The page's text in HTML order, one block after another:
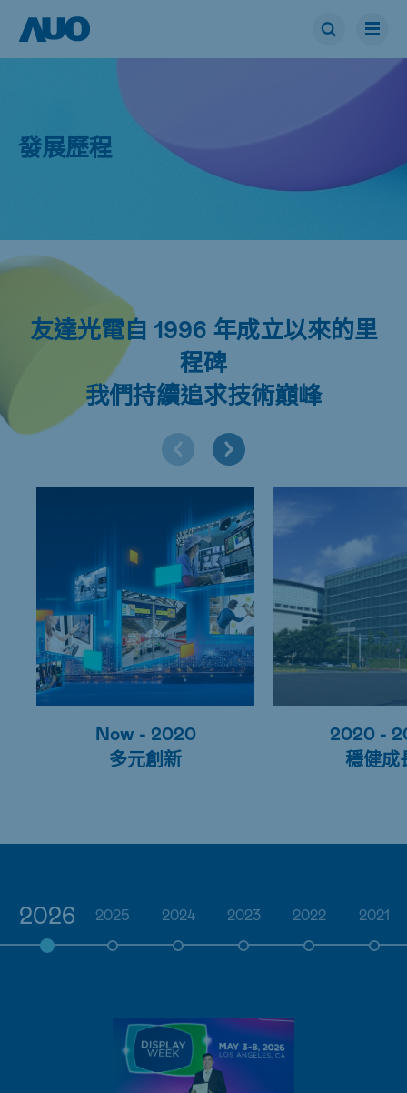
發展歷程
友達光電自 1996 年成立以來的里
程碑
我們持續追求技術巔峰
Now - 2020
多元創新
2020 -
穩健成
2026 2025 2024 2023 2022 2021